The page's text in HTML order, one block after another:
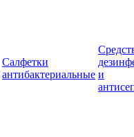
Салфетки
антибактериальные и